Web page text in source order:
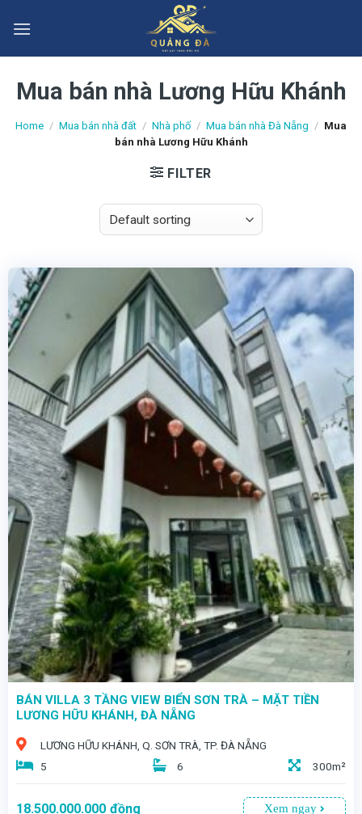
Mua bán nhà Lương Hữu Khánh
Home / Mua bán nhà đất / Nhà phố / Mua bán nhà Đà Nẵng / Mua
bán nhà Lương Hữu Khánh
FILTER
BÁN VILLA 3 TẦNG VIEW BIỂN SƠN TRÀ – MẶT TIỀN
LƯƠNG HỮU KHÁNH, ĐÀ NẴNG
LƯƠNG HỮU KHÁNH, Q. SƠN TRÀ, TP. ĐÀ NẴNG
5
6 300m²
18.500.000.000 đồng Xem ngay